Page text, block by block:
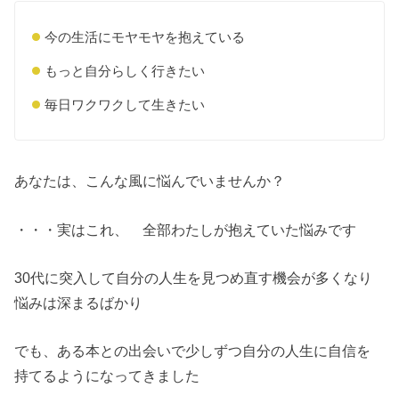
今の生活にモヤモヤを抱えている
もっと自分らしく行きたい
毎日ワクワクして生きたい
あなたは、こんな風に悩んでいませんか？
・・・実はこれ、 全部わたしが抱えていた悩みです
30代に突入して自分の人生を見つめ直す機会が多くなり
悩みは深まるばかり
でも、ある本との出会いで少しずつ自分の人生に自信を
持てるようになってきました